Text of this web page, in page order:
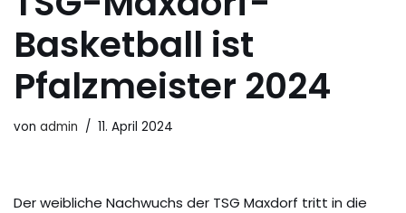
Basketball ist
Pfalzmeister 2024
von admin 11. April 2024
Der weibliche Nachwuchs der TSG Maxdorf tritt in die